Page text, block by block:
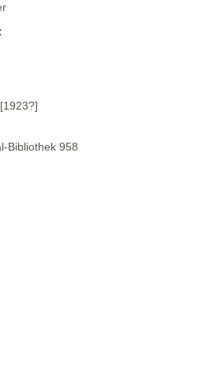
Bibliothek 958